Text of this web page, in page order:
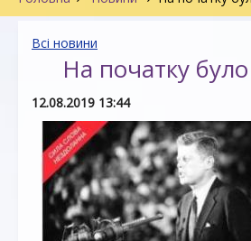
Всі новини
На початку
12.08.2019 13:44